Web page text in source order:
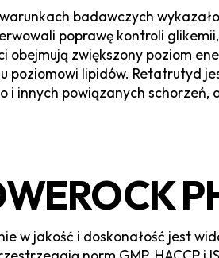
badawczych
poprawę kontroli
obejmują zwiększony poziom
poziomowi lipidów. Retatrutyd
i innych powiązanych
w jakość i doskonałość jest